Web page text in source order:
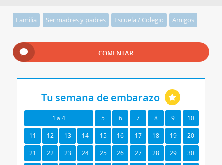
Familia Ser madres y padres Escuela / Colegio Amigos
COMENTAR
Tu semana de embarazo
1 a 4 5 6 7 8 9 10
11 12 13 14 15 16 17 18 19 20
21 22 23 24 25 26 27 28 29 30